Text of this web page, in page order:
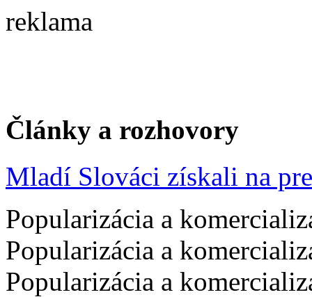
reklama
Články a rozhovory
Mladí Slováci získali na
Popularizácia a
Popularizácia a
Popularizácia a